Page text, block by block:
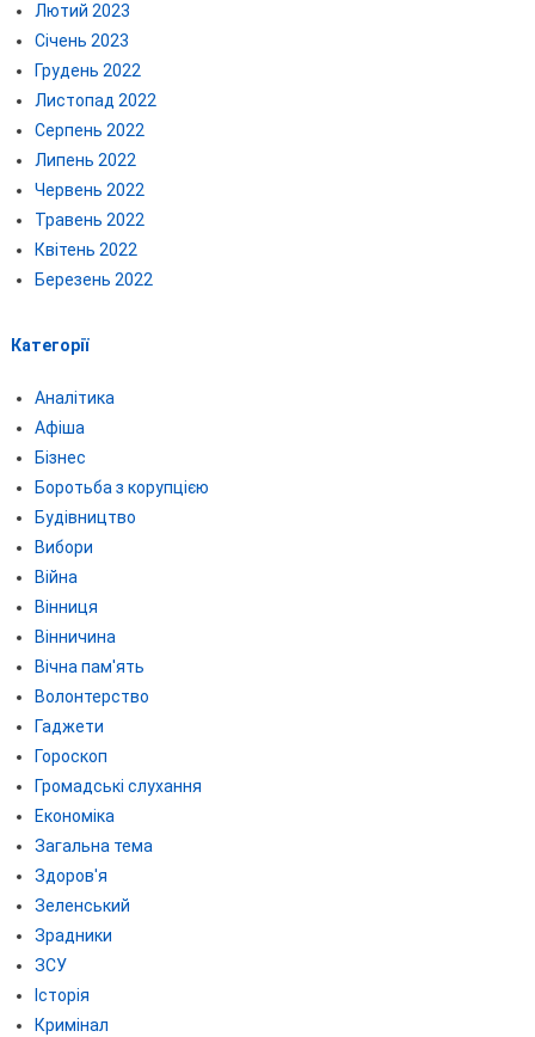
Лютий 2023
Січень 2023
Грудень 2022
Листопад 2022
Серпень 2022
Липень 2022
Червень 2022
Травень 2022
Квітень 2022
Березень 2022
Категорії
Аналітика
Афіша
Бізнес
Боротьба з корупцією
Будівництво
Вибори
Війна
Вінниця
Вінничина
Вічна пам'ять
Волонтерство
Гаджети
Гороскоп
Громадські слухання
Економіка
Загальна тема
Здоров'я
Зеленський
Зрадники
ЗСУ
Історія
Кримінал